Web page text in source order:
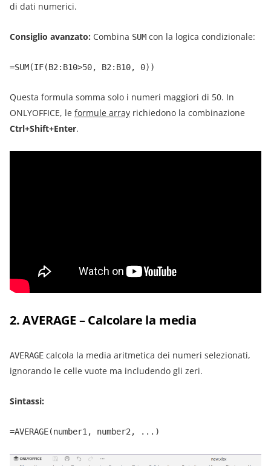
di dati numerici.
Consiglio avanzato: Combina SUM con la logica condizionale:
=SUM(IF(B2:B10>50, B2:B10, 0))
Questa formula somma solo i numeri maggiori di 50. In
ONLYOFFICE, le formule array richiedono la combinazione
Ctrl+Shift+Enter.
2. AVERAGE – Calcolare la media
AVERAGE calcola la media aritmetica dei numeri selezionati,
ignorando le celle vuote ma includendo gli zeri.
Sintassi:
=AVERAGE(number1, number2, ...)